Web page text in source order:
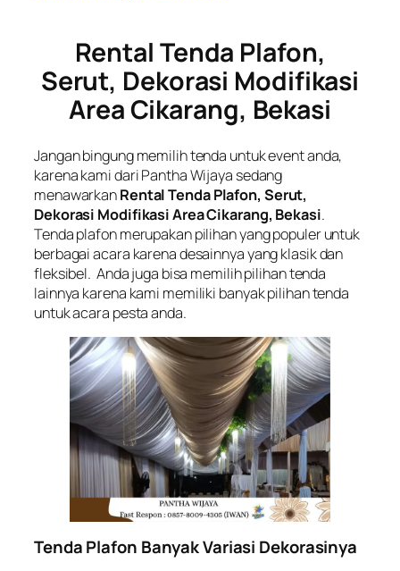
Rental Tenda Plafon,
Serut, Dekorasi Modifikasi
Area Cikarang, Bekasi
Jangan bingung memilih tenda untuk event anda,
karena kami dari Pantha Wijaya sedang
menawarkanRental Tenda Plafon, Serut,
Dekorasi Modifikasi Area Cikarang, Bekasi.
Tenda plafon merupakan pilihan yang populer untuk
berbagai acara karena desainnya yang klasik dan
fleksibel. Anda juga bisa memilih pilihan tenda
lainnya karena kami memiliki banyak pilihan tenda
untuk acara pesta anda.
Tenda Plafon Banyak Variasi Dekorasinya